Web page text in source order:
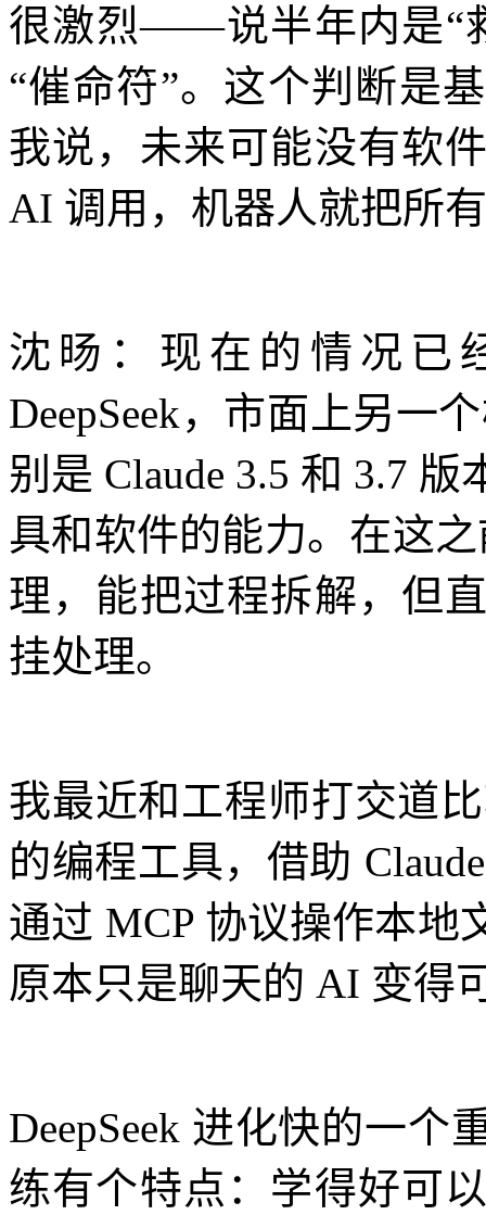
很激烈——说半年内是“
“催命符”。这个判断是
我说，未来可能没有软
AI 调用，机器人就把所
沈旸：现在的情况已
DeepSeek，市面上另一
别是 Claude 3.5 和 3.7
具和软件的能力。在这之
理，能把过程拆解，但
挂处理。
我最近和工程师打交道
的编程工具，借助
通过 MCP 协议操作本地
原本只是聊天的 AI 变得
DeepSeek 进化快的一
练有个特点：学得好可